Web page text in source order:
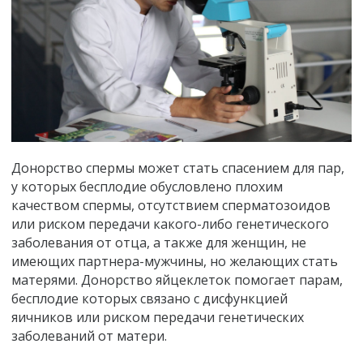
Донорство спермы может стать спасением для пар,
у которых бесплодие обусловлено плохим
качеством спермы, отсутствием сперматозоидов
или риском передачи какого-либо генетического
заболевания от отца, а также для женщин, не
имеющих партнера-мужчины, но желающих стать
матерями. Донорство яйцеклеток помогает парам,
бесплодие которых связано с дисфункцией
яичников или риском передачи генетических
заболеваний от матери.